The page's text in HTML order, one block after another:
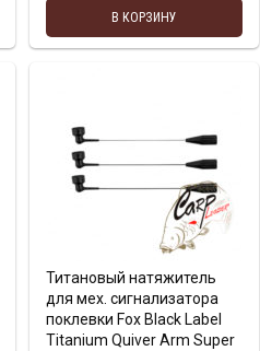
В КОРЗИНУ
Титановый натяжитель
для мех. сигнализатора
поклевки Fox Black Label
Titanium Quiver Arm Super